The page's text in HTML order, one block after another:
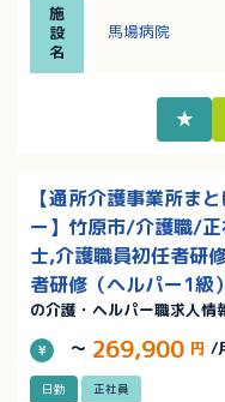
が整っています！
・場所柄、お車
施
設
名
馬場病院
★
【通所介護事業所ま
ー】竹原市/介護職/
士,介護職員初任者研
者研修（ヘルパー1級
の介護・ヘルパー職求人情
～ 269,900 円 /
日勤 正社員